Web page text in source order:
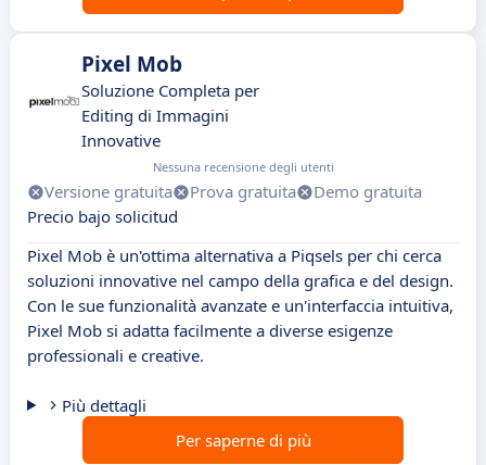
Pixel Mob
Soluzione Completa per
Editing di Immagini
Innovative
Nessuna recensione degli utenti
Versione gratuita Prova gratuita
Demo gratuita
Precio bajo solicitud
Pixel Mob è un'ottima alternativa a Piqsels per chi cerca
soluzioni innovative nel campo della grafica e del design.
Con le sue funzionalità avanzate e un'interfaccia intuitiva,
Pixel Mob si adatta facilmente a diverse esigenze
professionali e creative.
Più dettagli
Per saperne di più